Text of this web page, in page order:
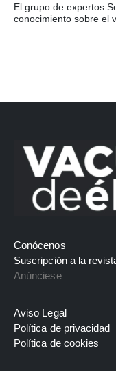
El grupo de expertos
conocimiento sobre el
Conócenos
Suscripción a la
Anúnciese
Aviso Legal
Política de privacidad
Política de cookies